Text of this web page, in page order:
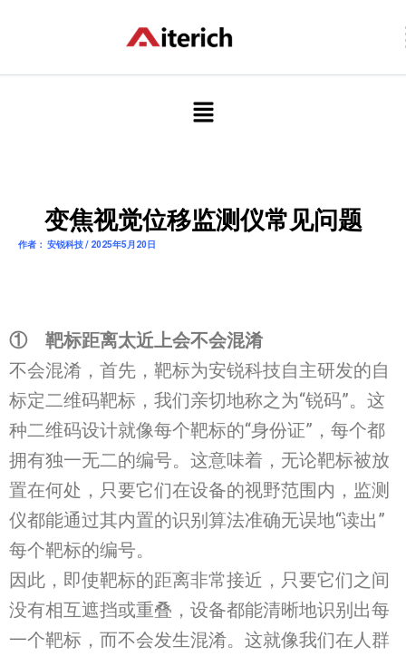
容
菜
单
变焦视觉位移监测仪常见问题
作者： 安锐科技 / 2025年5月20日
① 靶标距离太近上会不会混淆
不会混淆，首先，靶标为安锐科技自主研发的自
标定二维码靶标，我们亲切地称之为“锐码”。这
种二维码设计就像每个靶标的“身份证”，每个都
拥有独一无二的编号。这意味着，无论靶标被放
置在何处，只要它们在设备的视野范围内，监测
仪都能通过其内置的识别算法准确无误地“读出”
每个靶标的编号。
因此，即使靶标的距离非常接近，只要它们之间
没有相互遮挡或重叠，设备都能清晰地识别出每
一个靶标，而不会发生混淆。这就像我们在人群